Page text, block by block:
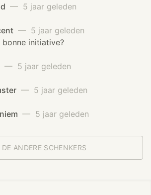
— 5 jaar geleden
— 5 jaar geleden
bonne initiative?
— 5 jaar geleden
— 5 jaar geleden
— 5 jaar geleden
DE ANDERE SCHENKERS